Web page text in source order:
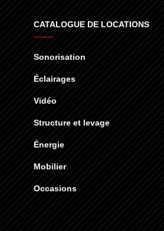
CATALOGUE DE LOCATIONS
Sonorisation
Éclairages
Vidéo
Structure et levage
Énergie
Mobilier
Occasions